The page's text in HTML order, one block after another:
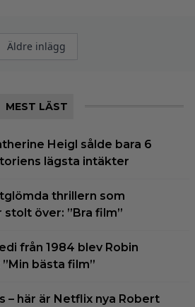
Inläggsnavigering
Äldre inlägg
MEST LÄST
Heigl sålde bara 6
lägsta intäkter
thrillern som
stolt över: ”Bra film”
från 1984 blev Robin
bästa film”
– här är Netflix nya Robert